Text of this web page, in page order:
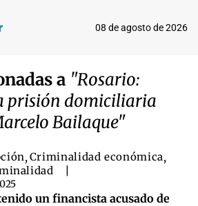
08 de agosto de 2026
a "Rosario:
prisión domiciliaria
Bailaque"
, Criminalidad económica,
un financista acusado de